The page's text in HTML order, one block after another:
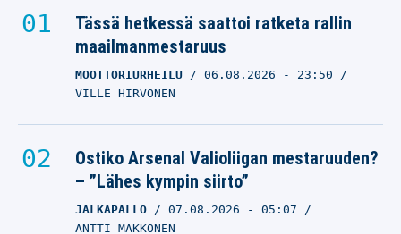
Tässä hetkessä saattoi ratketa rallin
maailmanmestaruus
MOOTTORIURHEILU 06.08.2026 - 23:50
VILLE HIRVONEN
Ostiko Arsenal Valioliigan mestaruuden?
– ”Lähes kympin siirto”
JALKAPALLO 07.08.2026 - 05:07
ANTTI MAKKONEN